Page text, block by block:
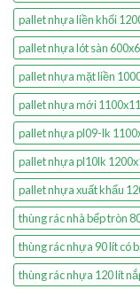
pallet nhựa liền khối
pallet nhựa lót sàn
pallet nhựa mặt liền
pallet nhựa mới
pallet nhựa pl09-lk
pallet nhựa pl10lk
pallet nhựa xuất khẩu
thùng rác nhà bếp tròn
thùng rác nhựa 90 lít có
thùng rác nhựa 120 lít